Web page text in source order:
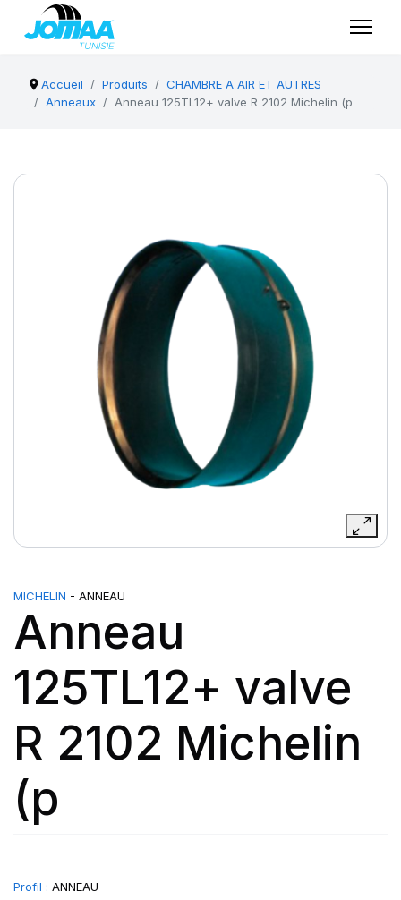
Accueil Produits
CHAMBRE A AIR ET AUTRES
Anneaux
Anneau 125TL12+ valve R 2102 Michelin (p
MICHELIN - ANNEAU
Anneau
125TL12+ valve
R 2102 Michelin
(p
Profil : ANNEAU